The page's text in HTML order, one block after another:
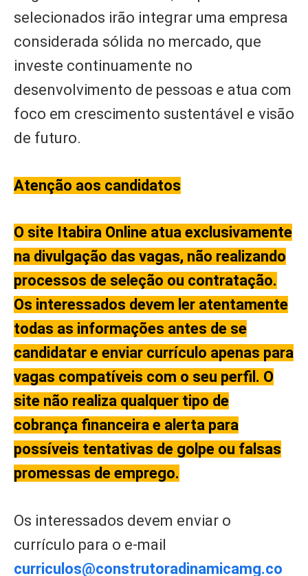
selecionados irão integrar uma empresa
considerada sólida no mercado, que
investe continuamente no
desenvolvimento de pessoas e atua com
foco em crescimento sustentável e visão
de futuro.
Atenção aos candidatos
O site Itabira Online atua exclusivamente
na divulgação das vagas, não realizando
processos de seleção ou contratação.
Os interessados devem ler atentamente
todas as informações antes de se
candidatar e enviar currículo apenas para
vagas compatíveis com o seu perfil. O
site não realiza qualquer tipo de
cobrança financeira e alerta para
possíveis tentativas de golpe ou falsas
promessas de emprego.
Os interessados devem enviar o
currículo para o e-mail
curriculos@construtoradinamicamg.co